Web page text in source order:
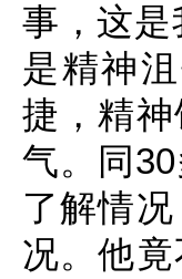
事，这是
是精神
捷，精
气。同
了解情
况。他